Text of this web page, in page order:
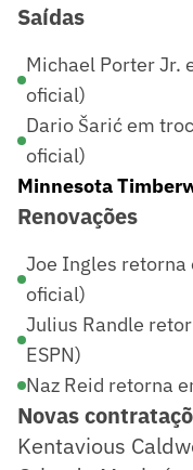
Saídas
Michael Porter Jr.
oficial)
Dario Šarić em
oficial)
Minnesota
Renovações
Joe Ingles retorna
oficial)
Julius Randle
ESPN)
Naz Reid retorna
Novas
Kentavious